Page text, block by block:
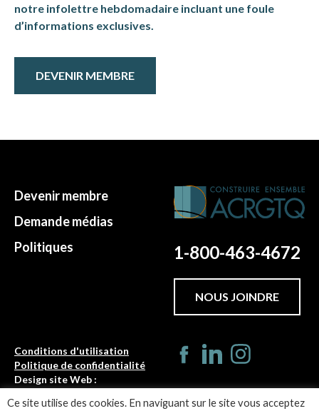
notre infolettre hebdomadaire incluant une foule
d’informations exclusives.
DEVENIR MEMBRE
Devenir membre
Demande médias
Politiques
1-800-463-4672
NOUS JOINDRE
Conditions d'utilisation
Politique de confidentialité
Design site Web :
Ce site utilise des cookies. En naviguant sur le site vous acceptez